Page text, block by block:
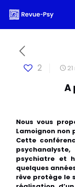
2
A
Nous vous
Lamoignon non
Cette
psychiatre et
quelques
rêve protège le